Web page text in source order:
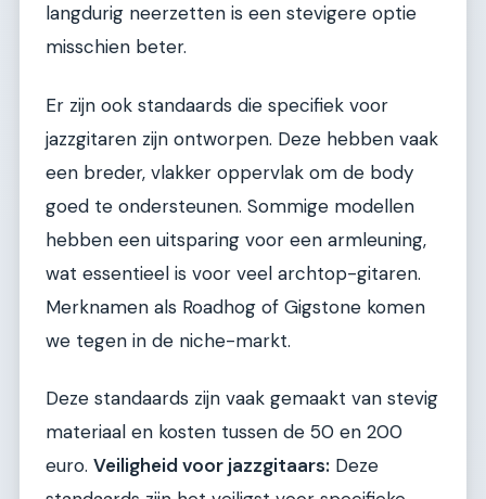
langdurig neerzetten is een stevigere optie
misschien beter.
Er zijn ook standaards die specifiek voor
jazzgitaren zijn ontworpen. Deze hebben vaak
een breder, vlakker oppervlak om de body
goed te ondersteunen. Sommige modellen
hebben een uitsparing voor een armleuning,
wat essentieel is voor veel archtop-gitaren.
Merknamen als Roadhog of Gigstone komen
we tegen in de niche-markt.
Deze standaards zijn vaak gemaakt van stevig
materiaal en kosten tussen de 50 en 200
euro. Veiligheid voor jazzgitaars: Deze